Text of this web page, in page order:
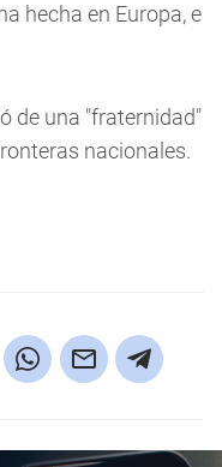
hecha en Europa, e
de una "fraternidad"
nacionales.